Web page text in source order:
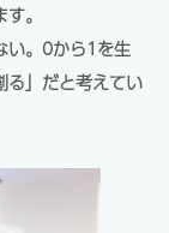
。
い。0から1を生
る」だと考えてい